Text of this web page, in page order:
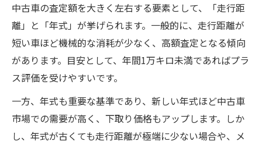
中古車の査定額を大きく左右する要素として、「走行距
離」と「年式」が挙げられます。一般的に、走行距離が
短い車ほど機械的な消耗が少なく、高額査定となる傾向
があります。目安として、年間1万キロ未満であればプラ
ス評価を受けやすいです。
一方、年式も重要な基準であり、新しい年式ほど中古車
市場での需要が高く、下取り価格もアップします。しか
し、年式が古くても走行距離が極端に少ない場合や、メ